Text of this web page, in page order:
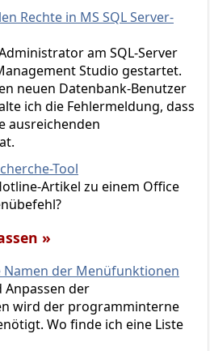
Rechte in MS SQL Server-
am SQL-Server
Studio gestartet.
neuen Datenbank-Benutzer
ich die Fehlermeldung, dass
ausreichenden
Tool
Artikel zu einem Office
»
der Menüfunktionen
Anpassen der
wird der programminterne
Wo finde ich eine Liste